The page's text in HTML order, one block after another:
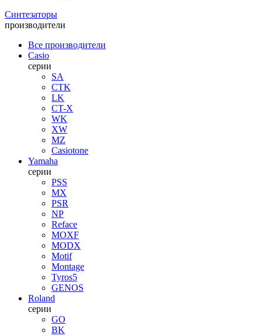
Синтезаторы
производители
Все производители
Casio
серии
SA
CTK
LK
CT-X
WK
XW
MZ
Casiotone
Yamaha
серии
PSS
MX
PSR
NP
Reface
MOXF
MODX
Motif
Montage
Tyros5
GENOS
Roland
серии
GO
BK